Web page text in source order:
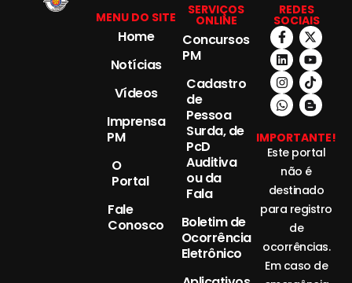
MENU DO SITE
Home
Notícias
Vídeos
Imprensa
PM
O
Portal
Fale
Conosco
SERVIÇOS
ONLINE
Concursos
PM
Cadastro
de
Pessoa
Surda, de
PcD
Auditiva
ou da
Fala
Boletim de
Ocorrência
Eletrônico
REDES
SOCIAIS
IMPORTANTE!
Este portal
não é
destinado
para registro
de
ocorrências.
Em caso de